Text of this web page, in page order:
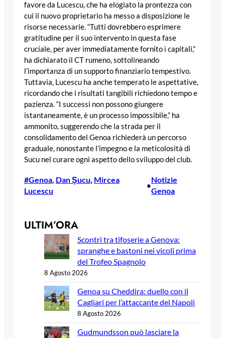
favore da Lucescu, che ha elogiato la prontezza con
cui il nuovo proprietario ha messo a disposizione le
risorse necessarie. “Tutti dovrebbero esprimere
gratitudine per il suo intervento in questa fase
cruciale, per aver immediatamente fornito i capitali,”
ha dichiarato il CT rumeno, sottolineando
l’importanza di un supporto finanziario tempestivo.
Tuttavia, Lucescu ha anche temperato le aspettative,
ricordando che i risultati tangibili richiedono tempo e
pazienza. “I successi non possono giungere
istantaneamente, è un processo impossibile,” ha
ammonito, suggerendo che la strada per il
consolidamento del Genoa richiederà un percorso
graduale, nonostante l’impegno e la meticolosità di
Sucu nel curare ogni aspetto dello sviluppo del club.
#Genoa, Dan Șucu, Mircea
Lucescu
•
Notizie
Genoa
ULTIM’ORA
Scontri tra tifoserie a Genova:
spranghe e bastoni nei vicoli prima
del Trofeo Spagnolo
8 Agosto 2026
Genoa su Cheddira: duello con il
Cagliari per l’attaccante del Napoli
8 Agosto 2026
Gudmundsson può lasciare la